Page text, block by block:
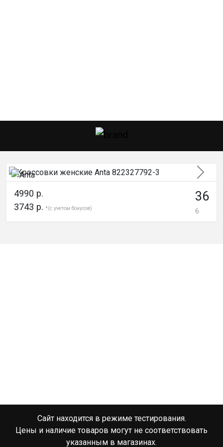
4990 р.
3743 р. *(с учетом бонусов)
36
6
Сайт находится в режиме тестирования.
Цены и наличие товаров могут не соответствовать
указанным в магазинах.